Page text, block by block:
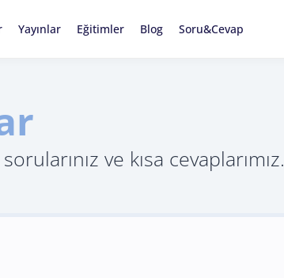
Yayınlar Eğitimler Blog Soru&Cevap
ve kısa cevaplarımız.